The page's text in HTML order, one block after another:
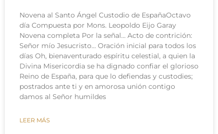
Novena al Santo Ángel Custodio de EspañaOctavo
día Compuesta por Mons. Leopoldo Eijo Garay
Novena completa Por la señal… Acto de contrición:
Señor mío Jesucristo… Oración inicial para todos los
días Oh, bienaventurado espíritu celestial, a quien la
Divina Misericordia se ha dignado confiar el glorioso
Reino de España, para que lo defiendas y custodies;
postrados ante ti y en amorosa unión contigo
damos al Señor humildes
LEER MÁS